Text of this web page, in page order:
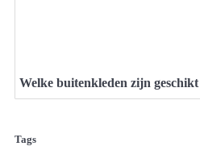
Welke buitenkleden zijn
Tags